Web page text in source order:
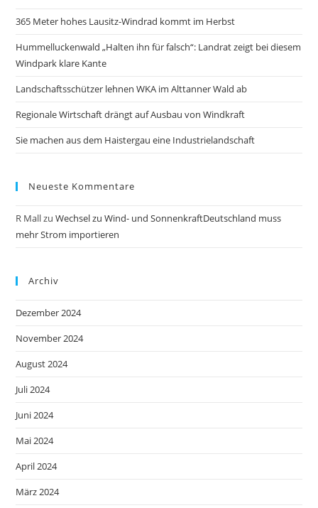
365 Meter hohes Lausitz-Windrad kommt im Herbst
Hummelluckenwald „Halten ihn für falsch“: Landrat zeigt bei diesem
Windpark klare Kante
Landschaftsschützer lehnen WKA im Alttanner Wald ab
Regionale Wirtschaft drängt auf Ausbau von Windkraft
Sie machen aus dem Haistergau eine Industrielandschaft
Neueste Kommentare
R MallzuWechsel zu Wind- und SonnenkraftDeutschland muss
mehr Strom importieren
Archiv
Dezember 2024
November 2024
August 2024
Juli 2024
Juni 2024
Mai 2024
April 2024
März 2024